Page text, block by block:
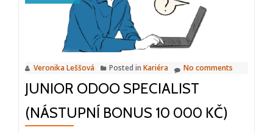
NA
VELETRH
Veronika Leššová Posted in Kariéra No comments
JUNIOR ODOO SPECIALIST
(NÁSTUPNÍ BONUS 10 000 KČ)